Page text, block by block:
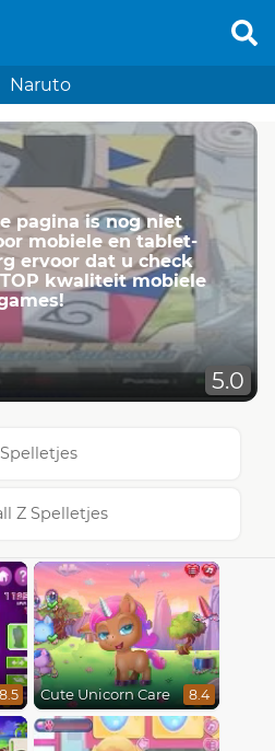
Naruto
pagina is nog niet
mobiele en tablet-
ervoor dat u check
kwaliteit mobiele
5.0
Z Spelletjes
8.5 Cute Unicorn Care 8.4